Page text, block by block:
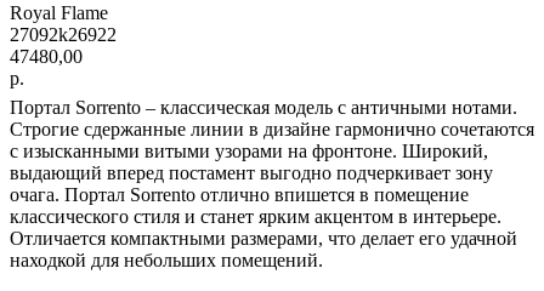
Royal Flame
27092k26922
47480,00
р.
Портал Sorrento – классическая модель с античными нотами.
Строгие сдержанные линии в дизайне гармонично сочетаются
с изысканными витыми узорами на фронтоне. Широкий,
выдающий вперед постамент выгодно подчеркивает зону
очага. Портал Sorrento отлично впишется в помещение
классического стиля и станет ярким акцентом в интерьере.
Отличается компактными размерами, что делает его удачной
находкой для небольших помещений.